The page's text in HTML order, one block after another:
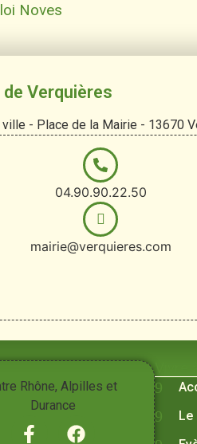
Noves
Verquières
- Place de la Mairie - 13670
04.90.90.22.50
mairie@verquieres.com
Rhône, Alpilles et
Durance
Vivre
Le